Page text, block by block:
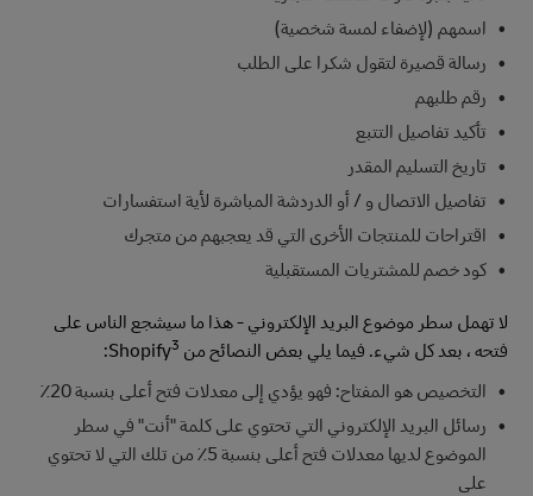
اسمهم (لإضفاء لمسة شخصية)
رسالة قصيرة لتقول شكرا على الطلب
رقم طلبهم
تأكيد تفاصيل التتبع
تاريخ التسليم المقدر
تفاصيل الاتصال و / أو الدردشة المباشرة لأية استفسارات
اقتراحات للمنتجات الأخرى التي قد يعجبهم من متجرك
كود خصم للمشتريات المستقبلية
لا تهمل سطر موضوع البريد الإلكتروني - هذا ما سيشجع الناس على
فتحه ، بعد كل شيء. فيما يلي بعض النصائح من Shopify 3
:
التخصيص هو المفتاح: فهو يؤدي إلى معدلات فتح أعلى بنسبة 20٪
رسائل البريد الإلكتروني التي تحتوي على كلمة "أنت" في سطر
الموضوع لديها معدلات فتح أعلى بنسبة 5٪ من تلك التي لا تحتوي
على